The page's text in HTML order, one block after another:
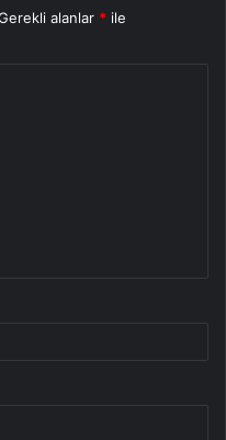
alanlar * ile